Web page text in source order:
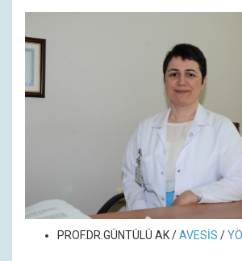
PROF.DR.GÜNTÜLÜ AK /AVESİS /